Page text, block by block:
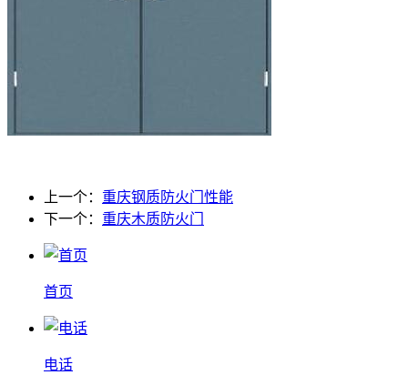
上一个： 重庆钢质防火门性能
下一个： 重庆木质防火门
首页
电话